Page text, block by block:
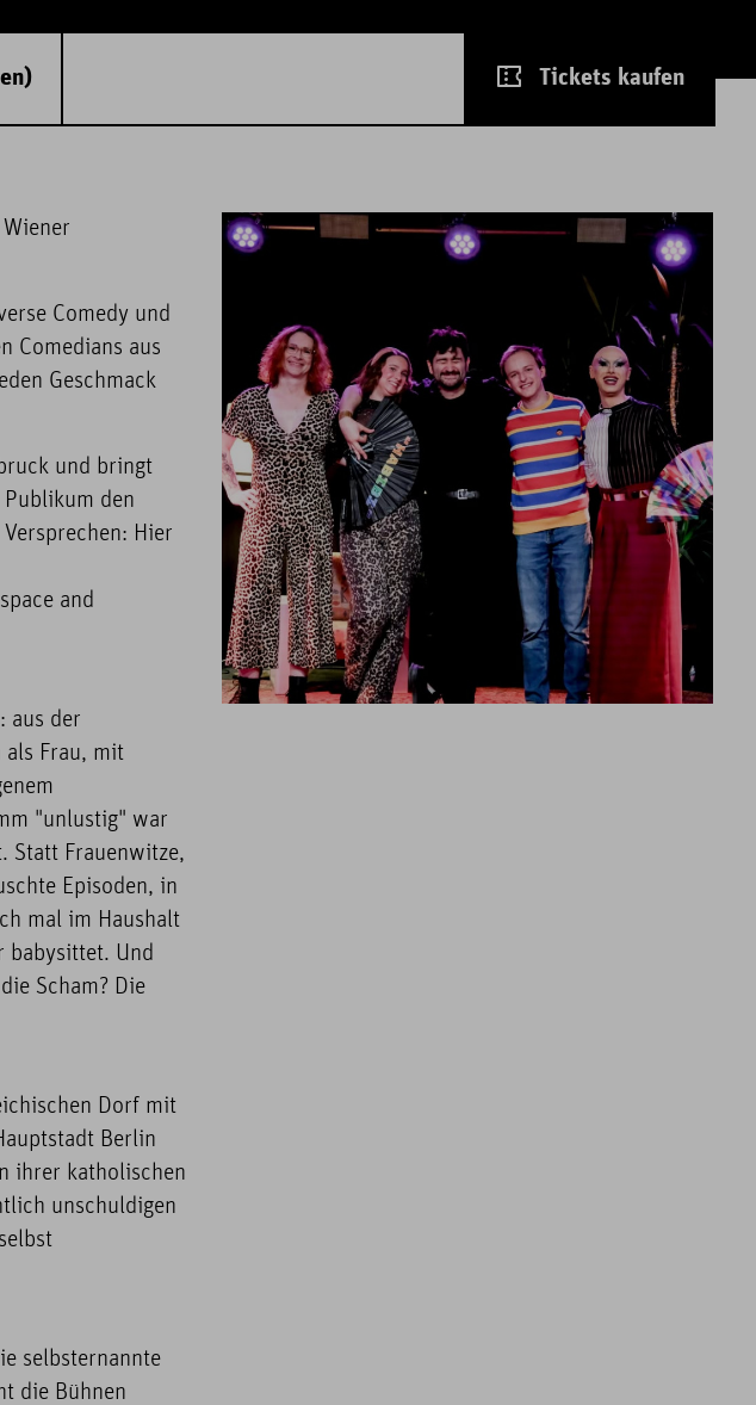
Tickets kaufen
Comedy und
Comedians aus
Geschmack
und bringt
den
Hier
and
aus der
als Frau, mit
"unlustig" war
Statt Frauenwitze,
Episoden, in
mal im Haushalt
babysittet. Und
Scham? Die
Dorf mit
Berlin
ihrer katholischen
unschuldigen
selbsternannte
die Bühnen